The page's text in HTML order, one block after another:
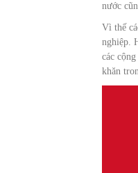
nước
Vì thế
nghiệp.
các
khăn